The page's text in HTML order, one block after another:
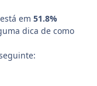
em 51.8%
dica de como